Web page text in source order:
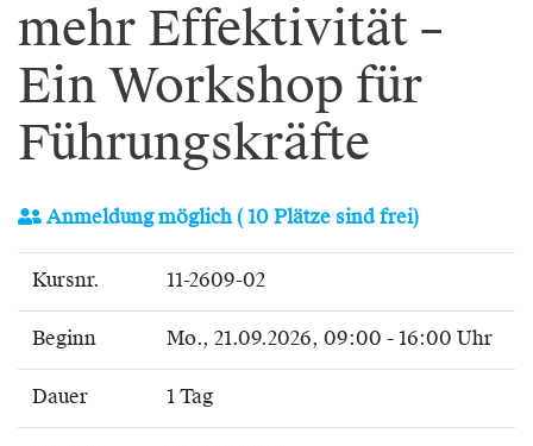
mehr Effektivität –
Ein Workshop für
Führungskräfte
Anmeldung möglich( 10 Plätze sind frei)
Kursnr. 11-2609-02
Beginn Mo., 21.09.2026, 09:00 - 16:00 Uhr
Dauer 1 Tag